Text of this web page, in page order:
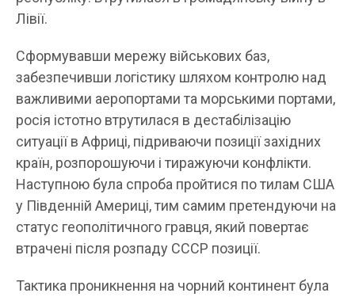
Лівії.
Сформувавши мережу військових баз,
забезпечивши логістику шляхом контролю над
важливими аеропортами та морськими портами,
росія істотно втрутилася в дестабілізацію
ситуації в Африці, підриваючи позиції західних
країн, розпорошуючи і тиражуючи конфлікти.
Наступною була спроба пройтися по тилам США
у Південній Америці, тим самим претендуючи на
статус геополітичного гравця, який повертає
втрачені після розпаду СССР позиції.
Тактика проникнення на чорний континент була